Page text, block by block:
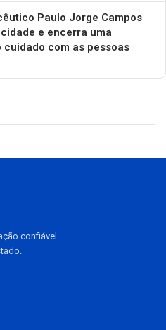
Paulo Jorge Campos
e encerra uma
com as pessoas
confiável